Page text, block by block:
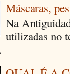
Máscaras,
Na
utilizadas no